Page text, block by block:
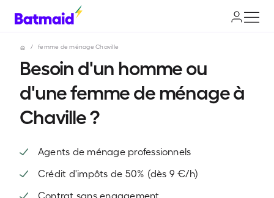
/ femme de ménage Chaville
Besoin d'un homme ou
d'une femme de ménage à
Chaville ?
Agents de ménage professionnels
Crédit d'impôts de 50% (dès 9 €/h)
Contrat sans engagement